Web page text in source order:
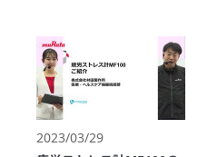
します。
『どう使えばいいの？』
『どんな効果がある
の？』という疑問を解消
し、健康経営の取り組み
を具体化します。
疲労ストレス計 MF100
2023/03/29